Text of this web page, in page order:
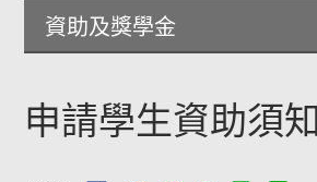
資助及獎學金
申請學生資助須知